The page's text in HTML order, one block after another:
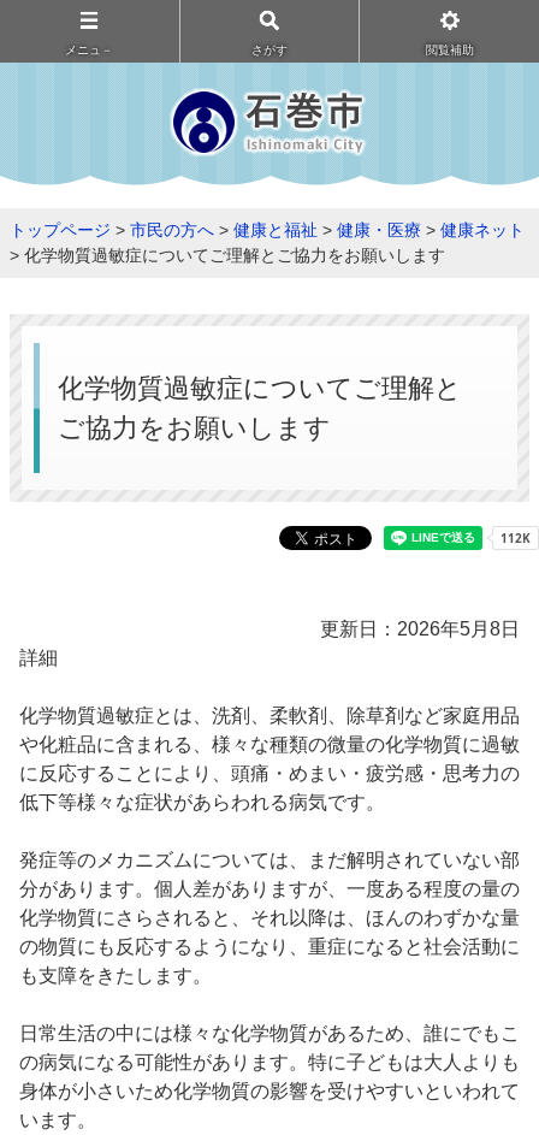
メニュ－ さがす 閲覧補助
トップページ > 市民の方へ > 健康と福祉 > 健康・医療 > 健康ネット
> 化学物質過敏症についてご理解とご協力をお願いします
化学物質過敏症についてご理解と
ご協力をお願いします
更新日：2026年5月8日
詳細
化学物質過敏症とは、洗剤、柔軟剤、除草剤など家庭用品
や化粧品に含まれる、様々な種類の微量の化学物質に過敏
に反応することにより、頭痛・めまい・疲労感・思考力の
低下等様々な症状があらわれる病気です。
発症等のメカニズムについては、まだ解明されていない部
分があります。個人差がありますが、一度ある程度の量の
化学物質にさらされると、それ以降は、ほんのわずかな量
の物質にも反応するようになり、重症になると社会活動に
も支障をきたします。
日常生活の中には様々な化学物質があるため、誰にでもこ
の病気になる可能性があります。特に子どもは大人よりも
身体が小さいため化学物質の影響を受けやすいといわれて
います。